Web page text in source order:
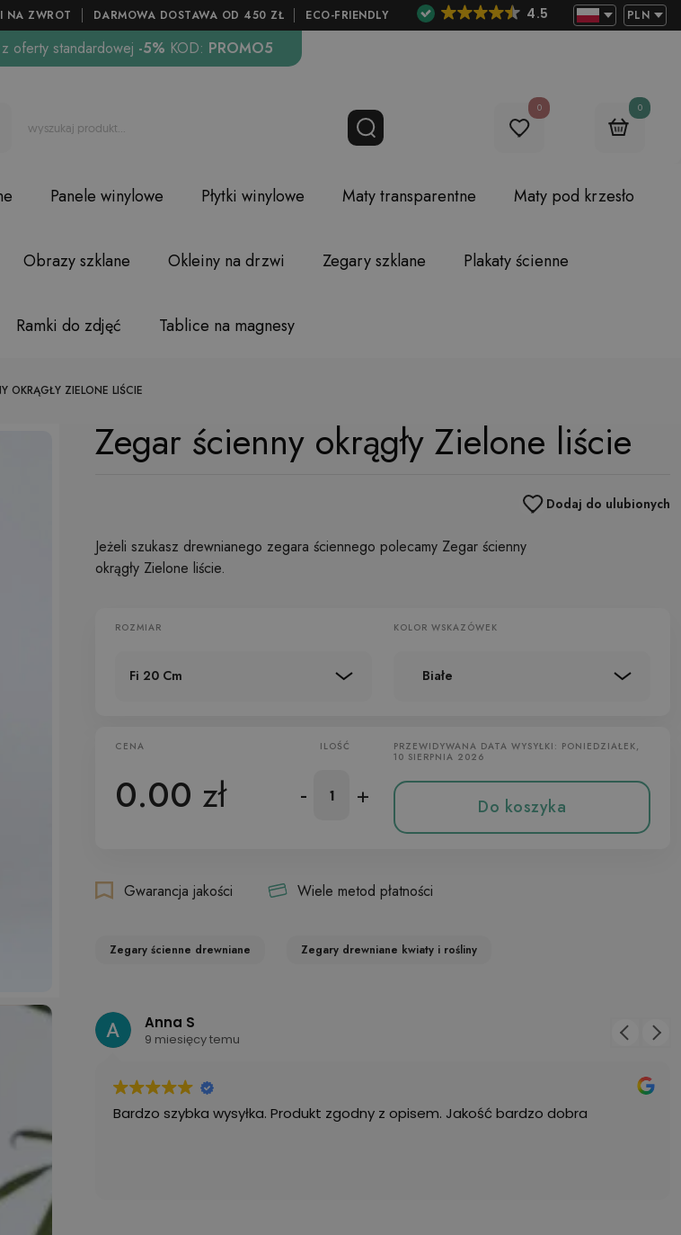
NA ZWROT DARMOWA DOSTAWA OD 450 ZŁ ECO-FRIENDLY 4.5 PLN
oferty standardowej -5% KOD: PROMO5
0 0
Panele winylowe Płytki winylowe Maty transparentne Maty pod krzesło
Obrazy szklane Okleiny na drzwi Zegary szklane Plakaty ścienne
Ramki do zdjęć Tablice na magnesy
OKRĄGŁY ZIELONE LIŚCIE
Zegar ścienny okrągły Zielone liście
Dodaj do ulubionych
Jeżeli szukasz drewnianego zegara ściennego polecamy Zegar ścienny
okrągły Zielone liście.
ROZMIAR
Fi 20 Cm
KOLOR WSKAZÓWEK
Białe
CENA
0.00 zł
ILOŚĆ
- +
PRZEWIDYWANA DATA WYSYŁKI: PONIEDZIAŁEK,
10 SIERPNIA 2026
Do koszyka
Gwarancja jakości Wiele metod płatności
Zegary ścienne drewniane Zegary drewniane kwiaty i rośliny
Anna S
9 miesięcy temu
Bardzo szybka wysyłka. Produkt zgodny z opisem. Jakość bardzo dobra